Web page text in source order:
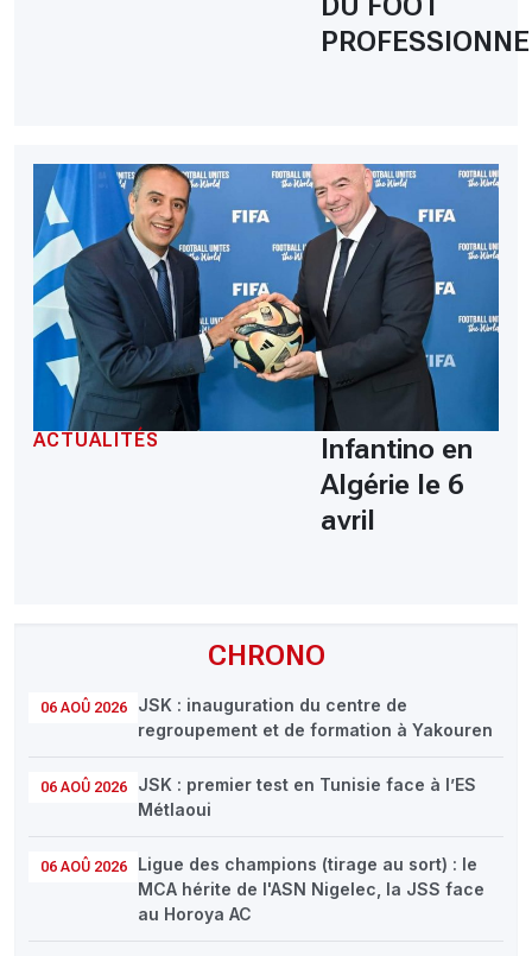
CHRONO
06 AOÛ 2026
JSK : inauguration du centre de
regroupement et de formation à Yakouren
06 AOÛ 2026
JSK : premier test en Tunisie face à l’ES
Métlaoui
06 AOÛ 2026
Ligue des champions (tirage au sort) : le
MCA hérite de l'ASN Nigelec, la JSS face
au Horoya AC
ACTUALITÉS
Infantino en
Algérie le 6
avril